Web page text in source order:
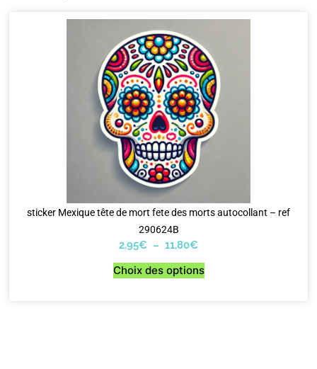
sticker Mexique tête de mort fete des morts autocollant – ref
290624B
2,95€ – 11,80€
Choix des options